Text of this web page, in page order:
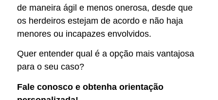
de maneira ágil e menos onerosa, desde que
os herdeiros estejam de acordo e não haja
menores ou incapazes envolvidos.
Quer entender qual é a opção mais vantajosa
para o seu caso?
Fale conosco e obtenha orientação